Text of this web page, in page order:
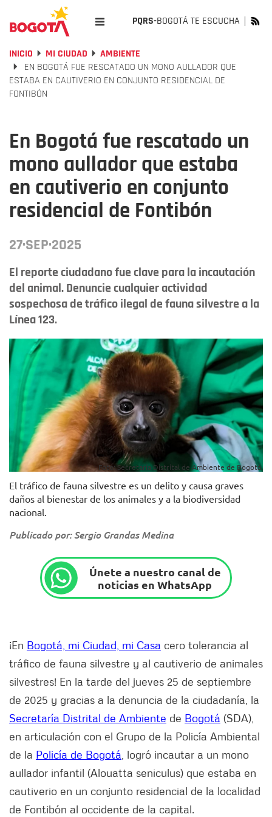
PQRS-BOGOTÁ TE ESCUCHA
INICIO MI CIUDAD
AMBIENTE
EN BOGOTÁ FUE RESCATADO UN MONO AULLADOR QUE
ESTABA EN CAUTIVERIO EN CONJUNTO RESIDENCIAL DE
FONTIBÓN
En Bogotá fue rescatado un
mono aullador que estaba
en cautiverio en conjunto
residencial de Fontibón
27·SEP·2025
El reporte ciudadano fue clave para la incautación
del animal. Denuncie cualquier actividad
sospechosa de tráfico ilegal de fauna silvestre a la
Línea 123.
Foto: Secretaría Distrital de Ambiente de Bogotá.
El tráfico de fauna silvestre es un delito y causa graves
daños al bienestar de los animales y a la biodiversidad
nacional.
Publicado por: Sergio Grandas Medina
Únete a nuestro canal de
noticias en WhatsApp
¡En Bogotá, mi Ciudad, mi Casa cero tolerancia al
tráfico de fauna silvestre y al cautiverio de animales
silvestres! En la tarde del jueves 25 de septiembre
de 2025 y gracias a la denuncia de la ciudadanía, la
Secretaría Distrital de Ambiente de Bogotá (SDA),
en articulación con el Grupo de la Policía Ambiental
de la Policía de Bogotá , logró incautar a un mono
aullador infantil (Alouatta seniculus) que estaba en
cautiverio en un conjunto residencial de la localidad
de Fontibón al occidente de la capital.